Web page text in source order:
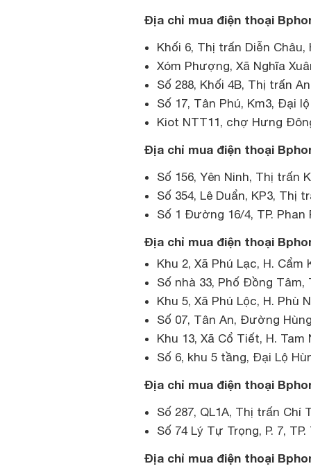
Địa chỉ mua điện thoại
Khối 6, Thị trấn Diễn Châu,
Xóm Phượng, Xã Nghĩa
Số 288, Khối 4B, Thị trấn
Số 17, Tân Phú, Km3, Đại
Kiot NTT11, chợ Hưng
Địa chỉ mua điện thoại
Số 156, Yên Ninh, Thị trấn
Số 354, Lê Duẩn, KP3, Thị
Số 1 Đường 16/4, TP. Phan
Địa chỉ mua điện thoại
Khu 2, Xã Phú Lạc, H. Cẩm
Số nhà 33, Phố Đồng
Khu 5, Xã Phú Lộc, H. Phù
Số 07, Tân An, Đường
Khu 13, Xã Cổ Tiết, H. Tam
Số 6, khu 5 tầng, Đại Lộ
Địa chỉ mua điện thoại
Số 287, QL1A, Thị trấn Chí
Số 74 Lý Tự Trọng, P. 7, TP.
Địa chỉ mua điện thoại